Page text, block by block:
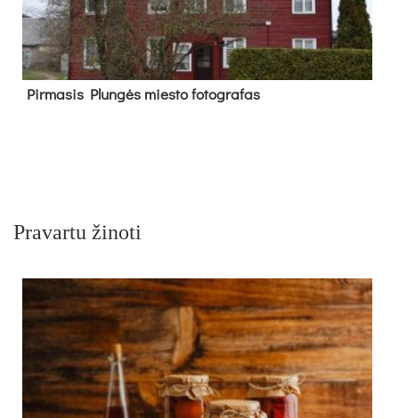
Pir­ma­sis Plun­gės mies­to fo­tog­ra­fas
Pravartu žinoti